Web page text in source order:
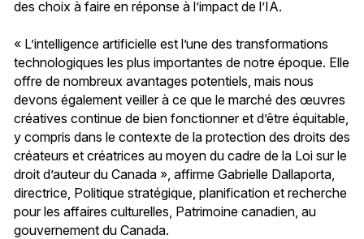
des choix à faire en réponse à l’impact de l’IA.
« L’intelligence artificielle est l’une des transformations
technologiques les plus importantes de notre époque. Elle
offre de nombreux avantages potentiels, mais nous
devons également veiller à ce que le marché des œuvres
créatives continue de bien fonctionner et d’être équitable,
y compris dans le contexte de la protection des droits des
créateurs et créatrices au moyen du cadre de la Loi sur le
droit d’auteur du Canada », affirme Gabrielle Dallaporta,
directrice, Politique stratégique, planification et recherche
pour les affaires culturelles, Patrimoine canadien, au
gouvernement du Canada.